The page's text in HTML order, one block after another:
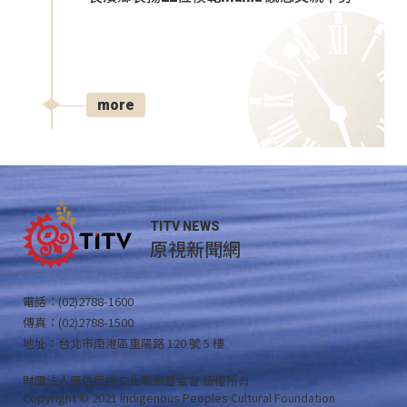
more
TITV NEWS
原視新聞網
電話：(02)2788-1600
傳真：(02)2788-1500
地址：台北市南港區重陽路 120 號 5 樓
財團法人原住民族文化事業基金會 版權所有
Copyright © 2021 Indigenous Peoples Cultural Foundation